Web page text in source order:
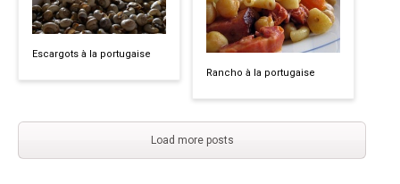
Escargots à la portugaise
Rancho à la portugaise
Load more posts